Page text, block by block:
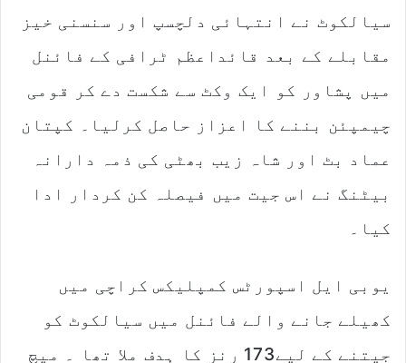
e
m
i
سیالکوٹ نے انتہائی دلچسپ اور سنسنی خیز
مقابلے کے بعد قائداعظم ٹرافی کے فائنل
میں پشاور کو ایک وکٹ سے شکست دے کر قومی
چیمپئن بننے کا اعزاز حاصل کرلیا۔ کپتان
عماد بٹ اور شاہ زیب بھٹی کی ذمہ دارانہ
بیٹنگ نے اس جیت میں فیصلہ کن کردار ادا
کیا۔
یوبی ایل اسپورٹس کمپلیکس کراچی میں
کھیلے جانے والے فائنل میں سیالکوٹ کو
جیتنے کے لیے173 رنز کا ہدف ملا تھا ۔ میچ